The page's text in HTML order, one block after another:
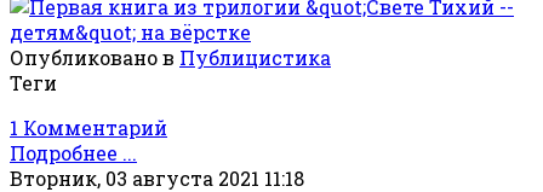
Опубликовано в Публицистика
Теги
1 Комментарий
Подробнее ...
Вторник, 03 августа 2021 11:18